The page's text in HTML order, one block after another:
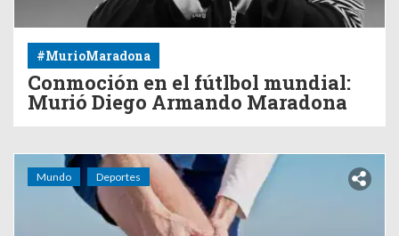
#MurioMaradona
Conmoción en el fútlbol mundial:
Murió Diego Armando Maradona
Mundo Deportes